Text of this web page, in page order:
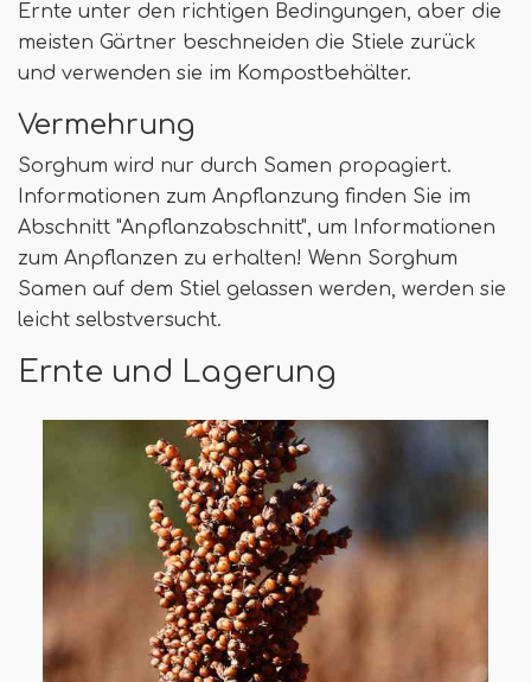
Ernte unter den richtigen Bedingungen, aber die
meisten Gärtner beschneiden die Stiele zurück
und verwenden sie im Kompostbehälter.
Vermehrung
Sorghum wird nur durch Samen propagiert.
Informationen zum Anpflanzung finden Sie im
Abschnitt "Anpflanzabschnitt", um Informationen
zum Anpflanzen zu erhalten! Wenn Sorghum
Samen auf dem Stiel gelassen werden, werden sie
leicht selbstversucht.
Ernte und Lagerung